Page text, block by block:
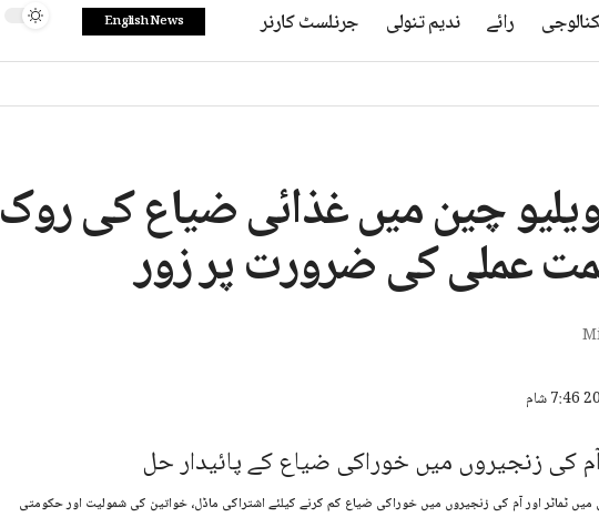
رائے ندیم تنولی جرنلسٹ کارنر English News
ویلیو چین میں غذائی ضیاع کی روک
عملی کی ضرورت پر زور
ٹماٹر اور آم کی زنجیروں میں خوراکی ضیاع کم کرنے کیلئے اشتراکی ماڈل، خواتین کی شمولیت اور حکومتی